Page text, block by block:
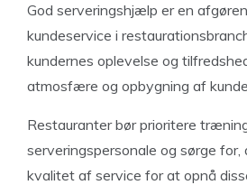
God serveringshjælp er en
kundeservice i
kundernes oplevelse og
atmosfære og opbygning af
Restauranter bør prioritere
serveringspersonale og sørge for,
kvalitet af service for at opnå